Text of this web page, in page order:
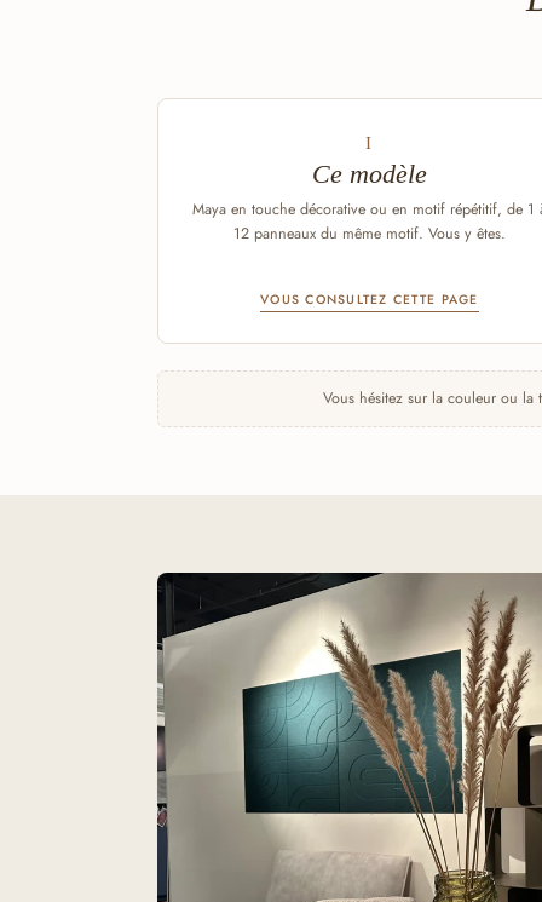
I
Ce modèle
Maya en touche décorative ou en motif répétitif, de 1
12 panneaux du même motif. Vous y êtes.
VOUS CONSULTEZ CETTE PAGE
Vous hésitez sur la couleur ou la